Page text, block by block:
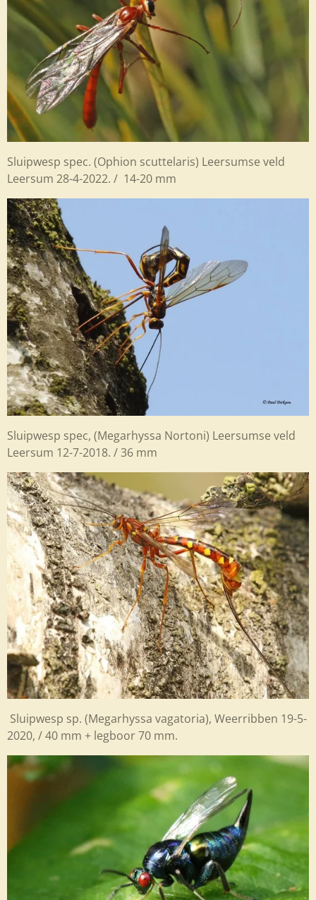
Sluipwesp spec. (Ophion scuttelaris) Leersumse veld
Leersum 28-4-2022. / 14-20 mm
Sluipwesp spec, (Megarhyssa Nortoni) Leersumse veld
Leersum 12-7-2018. / 36 mm
Sluipwesp sp. (Megarhyssa vagatoria), Weerribben 19-5-
2020, / 40 mm + legboor 70 mm.